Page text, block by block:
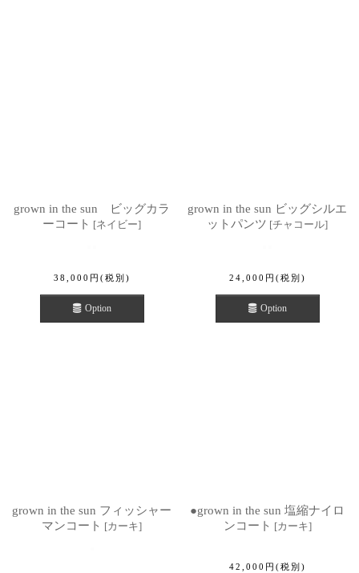
grown in the sun ビッグカラ
ーコート [ネイビー]
38,000 円 (税別)
Option
grown in the sun ビッグシルエ
ットパンツ [チャコール]
24,000 円 (税別)
Option
grown in the sun フィッシャー
マンコート [カーキ]
●grown in the sun 塩縮ナイロ
ンコート [カーキ]
42,000 円 (税別)